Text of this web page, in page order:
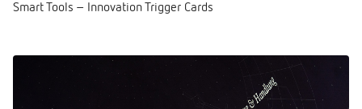
Smart Tools – Innovation Trigger Cards